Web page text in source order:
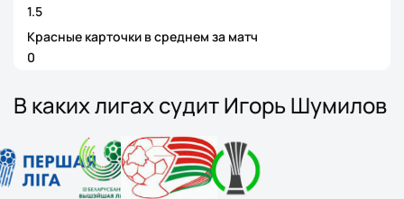
1.5
Красные карточки в среднем за матч
0
В каких лигах судит Игорь Шумилов